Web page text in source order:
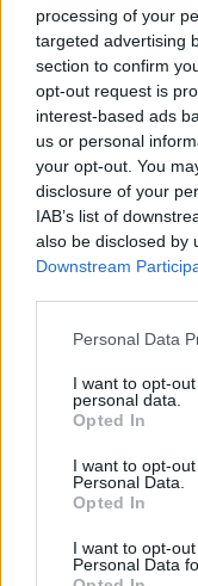
processing of your
targeted advertising
section to confirm
opt-out request is
interest-based ads
us or personal
your opt-out. You
disclosure of your
IAB’s list of
also be disclosed by
Downstream
Please note that
not limited to your
grant or deny
use your data for
consent section.
Personal Data
I want to opt-
personal data.
Opted In
I want to opt-
Personal Data.
Opted In
I want to opt-
Personal Data
Kövess
Facebookon is!
SZÜLÉS # RENDŐR